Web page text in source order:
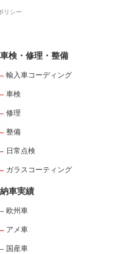
リシー
車検・修理・整備
輸入車コーディング
車検
修理
整備
日常点検
ガラスコーティング
納車実績
欧州車
アメ車
国産車